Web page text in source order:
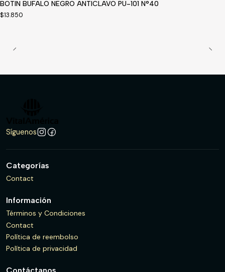
BOTIN BUFALO NEGRO ANTICLAVO PU-101 N°40
$13.850
Síguenos
Categorías
Contact
Información
Términos y Condiciones
Contact
Política de reembolso
Política de privacidad